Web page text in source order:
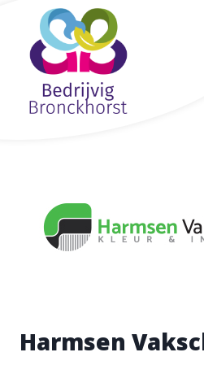
Doorgaan
inhoud
Harmsen